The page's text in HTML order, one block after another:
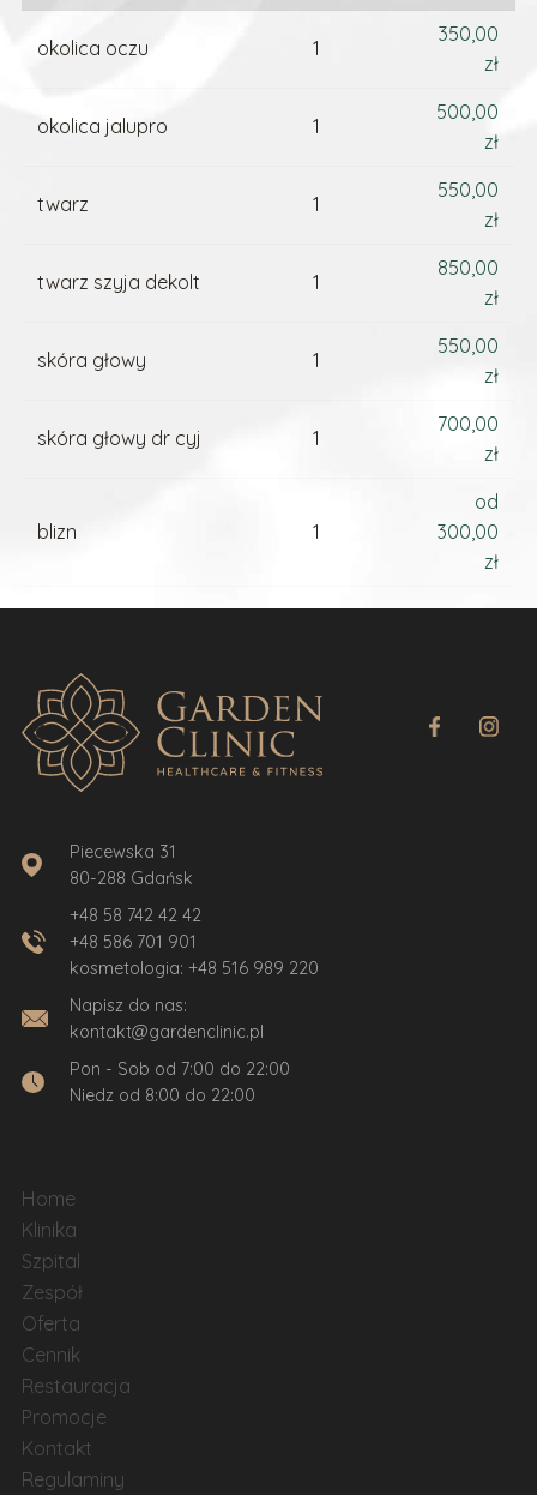
okolica oczu 1
350,00
zł
okolica jalupro 1
500,00
zł
twarz 1
550,00
zł
twarz szyja dekolt 1
850,00
zł
skóra głowy 1
550,00
zł
skóra głowy dr cyj 1
700,00
zł
blizn 1
od
300,00
zł
Piecewska 31
80-288 Gdańsk
+48 58 742 42 42
+48 586 701 901
kosmetologia: +48 516 989 220
Napisz do nas:
kontakt@gardenclinic.pl
Pon - Sob od 7:00 do 22:00
Niedz od 8:00 do 22:00
Home
Klinika
Szpital
Zespół
Oferta
Cennik
Restauracja
Promocje
Kontakt
Regulaminy